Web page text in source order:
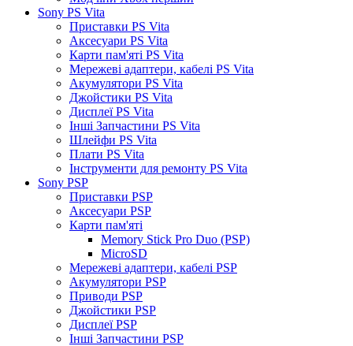
Sony PS Vita
Приставки PS Vita
Аксесуари PS Vita
Карти пам'яті PS Vita
Мережеві адаптери, кабелі PS Vita
Акумулятори PS Vita
Джойстики PS Vita
Дисплеї PS Vita
Інші Запчастини PS Vita
Шлейфи PS Vita
Плати PS Vita
Інструменти для ремонту PS Vita
Sony PSP
Приставки PSP
Аксесуари PSP
Карти пам'яті
Memory Stick Pro Duo (PSP)
MicroSD
Мережеві адаптери, кабелі PSP
Акумулятори PSP
Приводи PSP
Джойстики PSP
Дисплеї PSP
Інші Запчастини PSP